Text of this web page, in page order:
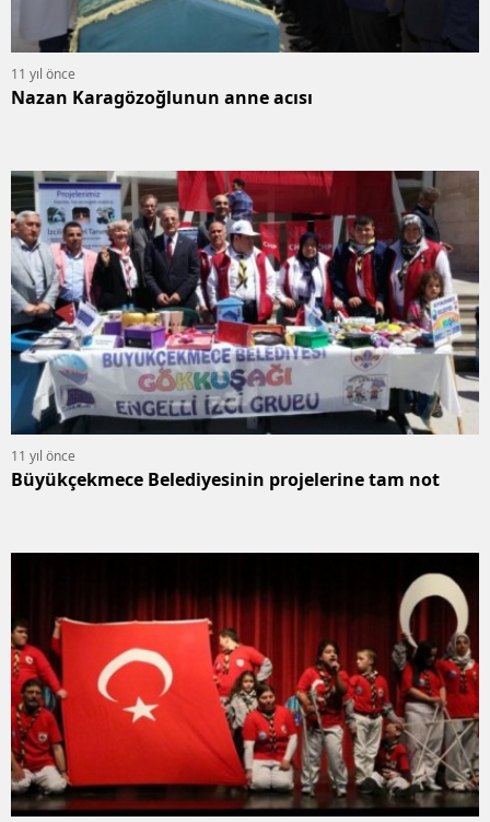
11 yıl önce
Nazan Karagözoğlunun anne acısı
11 yıl önce
Büyükçekmece Belediyesinin projelerine tam not